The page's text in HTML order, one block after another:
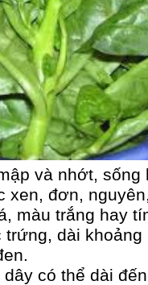
và nhớt, sống
xen, đơn,
màu trắng hay
dài
có thể dài